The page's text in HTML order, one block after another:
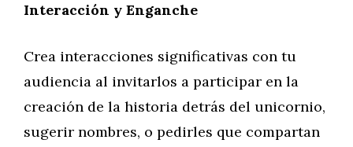
Interacción y Enganche
Crea interacciones significativas con tu
audiencia al invitarlos a participar en la
creación de la historia detrás del unicornio,
sugerir nombres, o pedirles que compartan